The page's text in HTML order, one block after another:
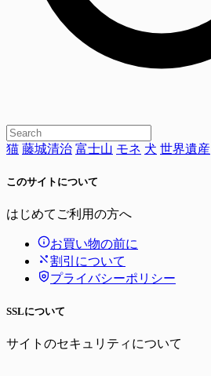
猫 藤城清治 富士山 モネ 犬 世界遺産
このサイトについて
はじめてご利用の方へ
お買い物の前に
割引について
プライバシーポリシー
SSLについて
サイトのセキュリティについて